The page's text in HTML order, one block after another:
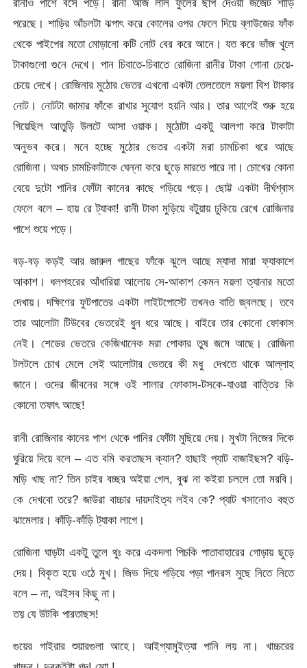
রানীও পাশে বসে পড়ে। রানী আজ লাল ফুলের ছাপ দেওয়া জর্জেট শাড়ি
পরেছে। শাড়ির আঁচলটা ঝপাৎ করে কোলের ওপর ফেলে দিয়ে ব্লাউজের ফাঁক
থেকে পাইপের মতো মোড়ানো কটি নোট বের করে আনে। যত করে ভাঁজ খুলে
টাকাগুলো গুনে দেখে। পান চিবাতে-চিবাতে রোজিনা রানীর টাকা গোনা চেয়ে-
চেয়ে দেখে। রোজিনার মুঠোর ভেতর এখনো একটা তেলতেলে ময়লা বিশ টাকার
নোট। নোটটা জামার ফাঁকে রাখার সুযোগ হয়নি আর। তার আগেই শুরু হয়ে
গিয়েছিল আতুড়ি উলটে আসা ওয়াক। মুঠোটা একটু আলগা করে টাকাটা
অনুভব করে। মনে হচ্ছে মুঠোর ভেতর একটা মরা চামচিকা ধরে আছে
রোজিনা। অথচ চামচিকাটাকে ঘেন্না করে ছুড়ে মারতে পারে না। চোখের কোনা
বেয়ে দুটো পানির ফোঁটা কানের কাছে গড়িয়ে পড়ে। ছোট্ট একটা দীর্ঘশ্বাস
ফেলে বলে – হায় রে ট্যাকা! রানী টাকা মুড়িয়ে বটুয়ায় ঢুকিয়ে রেখে রোজিনার
পাশে শুয়ে পড়ে।
বড়-বড় কড়ই আর জারুল গাছের ফাঁকে ঝুলে আছে ম্যাদা মারা ফ্যাকাশে
আকাশ। ধলপহরের আঁধারিয়া আলোয় সে-আকাশ কেমন ময়লা ত্যানার মতো
দেখায়। দক্ষিণের ফুটপাতের একটা লাইটপোস্টে তখনও বাতি জ্বলছে। তবে
তার আলোটা টিউবের ভেতরেই ধুন ধরে আছে। বাইরে তার কোনো ফোকাস
নেই। শেডের ভেতরে কেজিখানেক মরা পোকার তুষ জমে আছে। রোজিনা
টলটলে চোখ মেলে সেই আলোটার ভেতরে কী মধু দেখতে থাকে আল্লাহ
জানে। ওদের জীবনের সঙ্গে ওই শালার ফোকাস-টসকে-যাওয়া বাত্তির কি
কোনো তফাৎ আছে!
রানী রোজিনার কানের পাশ থেকে পানির ফোঁটা মুছিয়ে দেয়। মুখটা নিজের দিকে
ঘুরিয়ে দিয়ে বলে – এত বমি করতাছস ক্যান? হাছাই প্যাট বাজাইছস? বড়ি-
মড়ি খাছ না? তিন চাইর বচ্ছর অইয়া গেল, বুঝ না কইরা চললে তো মরবি।
কে দেখবো তরে? জাউরা বাচ্চার দায়দাইত্য লইব কে? প্যাট খসানোও বহুত
ঝামেলার। কাঁড়ি-কাঁড়ি ট্যাকা লাগে।
রোজিনা ঘাড়টা একটু তুলে থুঃ করে একদলা পিচকি পাতাবাহারের গোড়ায় ছুড়ে
দেয়। বিকৃত হয়ে ওঠে মুখ। জিভ দিয়ে গড়িয়ে পড়া পানরস মুছে নিতে নিতে
বলে – না, অইসব কিছু না।
তয় যে উটকি পারতাছস!
গুয়ের গাইরার শুয়ারগুলা আহে। আইগ্যামুইত্যা পানি লয় না। খাচ্চরের